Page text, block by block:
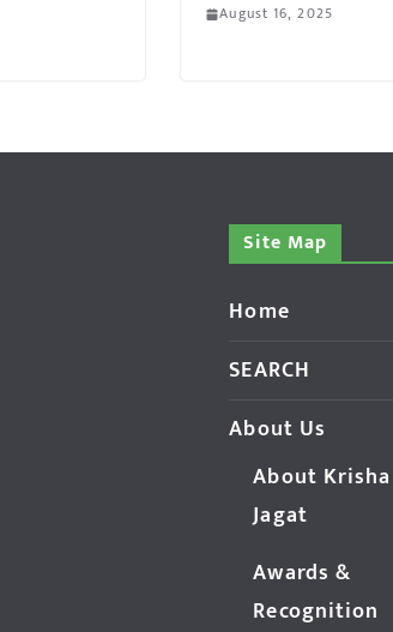
August 16, 2025
Site Map
Home
SEARCH
About Us
About
Jagat
Awards &
Recognition